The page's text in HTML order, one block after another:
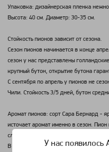
Упаковка: дизайнерская пленка
Высота: 40 см. Диаметр: 30-35 см.
Стойкость пионов зависит от сезона.
Сезон пионов начинается в конце
сезон у нас представлены
крупный бутон, открытие бутона
С сентября по апрель у пионов не
Чили. Стойкость 3/5 дней, бутон
Аромат пионов: сорт Сара Бернард -
источает аромат именно в сезон.
слабый, еле ощутимый.
В зимний период времени пионы
У нас появилось